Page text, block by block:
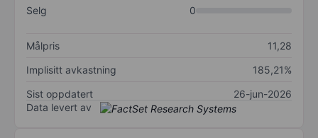
Selg
0
Målpris
11,28
Implisitt avkastning
185,21%
Sist oppdatert
26-jun-2026
Data levert av